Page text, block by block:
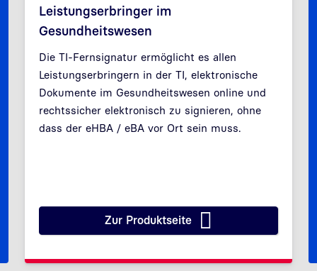
Zurück
der Schnittstelle zur Bank
Leistungserbringer im
Gesundheitswesen
Die TI-Fernsignatur ermöglicht es allen
Leistungserbringern in der TI, elektronische
Dokumente im Gesundheitswesen online und
rechtssicher elektronisch zu signieren, ohne
dass der eHBA / eBA vor Ort sein muss.
Zur ProduktseiteTI-Fernsignatur – für